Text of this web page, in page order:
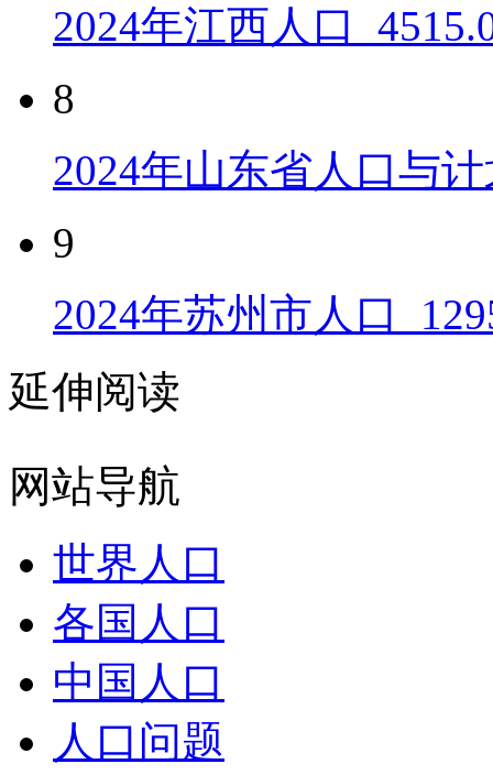
2024年江西人口
8
2024年山东省人口与
9
2024年苏州市人口
延伸阅读
网站导航
世界人口
各国人口
中国人口
人口问题